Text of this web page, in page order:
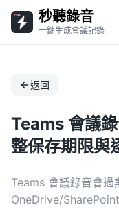
秒聽錄音
一鍵生成會議記錄
返回
Teams 會議
整保存期限與
Teams 會議錄音會過
OneDrive/